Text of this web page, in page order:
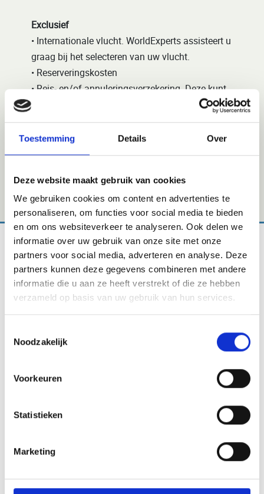
Toestemming Details Over
Deze website maakt gebruik van cookies
We gebruiken cookies om content en advertenties te
personaliseren, om functies voor social media te bieden
en om ons websiteverkeer te analyseren. Ook delen we
informatie over uw gebruik van onze site met onze
partners voor social media, adverteren en analyse. Deze
partners kunnen deze gegevens combineren met andere
informatie die u aan ze heeft verstrekt of die ze hebben
verzameld op basis van uw gebruik van hun services.
Noodzakelijk
Voorkeuren
Statistieken
Marketing
Exclusief
• Internationale vlucht. WorldExperts assisteert u
graag bij het selecteren van uw vlucht.
• Reserveringskosten
• Reis- en/of annuleringsverzekering. Deze kunt
u afsluiten via WorldExperts.
• Optioneel afscheidsdiner met folkloreshow €
20,- per persoon
• Optioneel wijnproeverij € 15,- per persoon
optionele excursies etc.
Bestemmingen
Albanie
Armenie
Azerbeidzjan
Balkan